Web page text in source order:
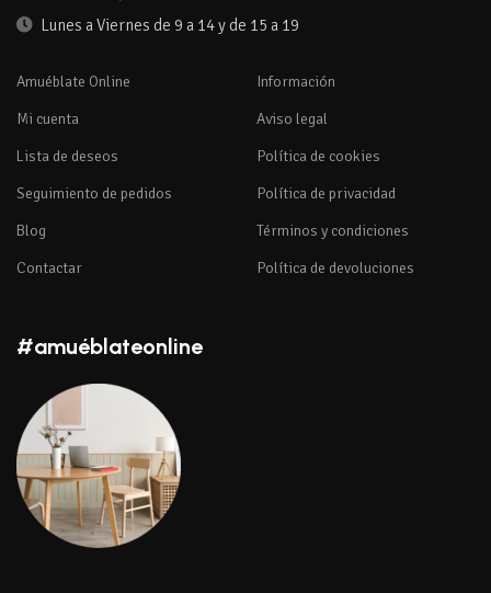
Lunes a Viernes de 9 a 14 y de 15 a 19
Amuéblate Online
Mi cuenta
Lista de deseos
Seguimiento de pedidos
Blog
Contactar
Información
Aviso legal
Política de cookies
Política de privacidad
Términos y condiciones
Política de devoluciones
#amuéblateonline